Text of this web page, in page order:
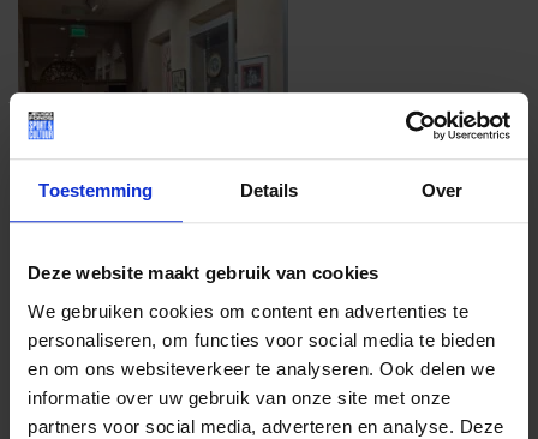
Toestemming Details Over
Deze website maakt gebruik van cookies
We gebruiken cookies om content en advertenties te
personaliseren, om functies voor social media te bieden
en om ons websiteverkeer te analyseren. Ook delen we
informatie over uw gebruik van onze site met onze
partners voor social media, adverteren en analyse. Deze